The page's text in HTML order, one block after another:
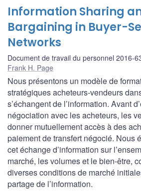
Information Sharing
Bargaining in Buyer-
Networks
Document de travail du personnel 2016-
Frank H. Page
Nous présentons un modèle de
stratégiques acheteurs-vendeurs
s’échangent de l’information. Avant
négociation avec les acheteurs, les
donner mutuellement accès à des
paiement de transfert négocié. Nous
cet échange d’information sur
marché, les volumes et le bien-être,
diverses conditions de marché
partage de l’information.